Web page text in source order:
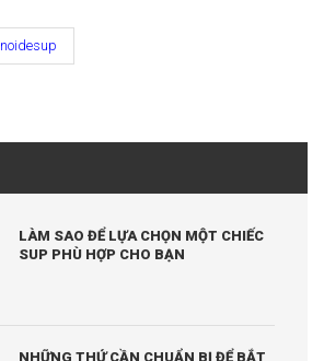
noidesup
LÀM SAO ĐỂ LỰA CHỌN MỘT CHIẾC
SUP PHÙ HỢP CHO BẠN
NHỮNG THỨ CẦN CHUẨN BỊ ĐỂ BẮT